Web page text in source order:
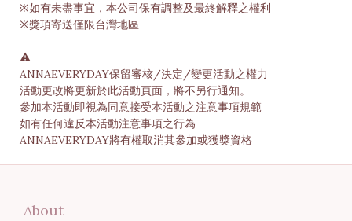
※如有未盡事宜，本公司保有調整及最終解釋之權利
※獎項寄送僅限台灣地區
⚠️
ANNAEVERYDAY保留審核/決定/變更活動之權力
活動更改將更新於此活動頁面，將不另行通知。
參加本活動即視為同意接受本活動之注意事項規範
如有任何違反本活動注意事項之行為
ANNAEVERYDAY將有權取消其參加或獲獎資格
About